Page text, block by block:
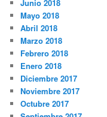
Junio 2018
Mayo 2018
Abril 2018
Marzo 2018
Febrero 2018
Enero 2018
Diciembre 2017
Noviembre 2017
Octubre 2017